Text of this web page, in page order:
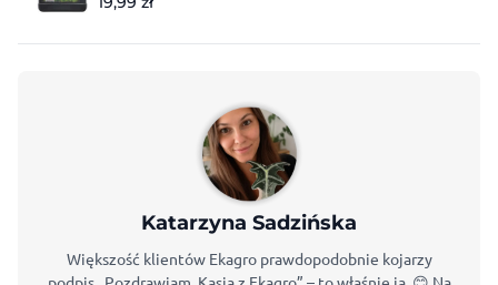
Katarzyna Sadzińska
Większość klientów Ekagro prawdopodobnie kojarzy